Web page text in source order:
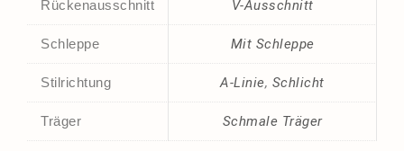
Rückenausschnitt V-Ausschnitt
Schleppe Mit Schleppe
Stilrichtung A-Linie, Schlicht
Träger Schmale Träger